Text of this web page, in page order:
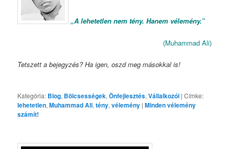
„A lehetetlen nem tény. Hanem vélemény.”
(Muhammad Ali)
Tetszett a bejegyzés? Ha igen, oszd meg másokkal is!
Kategória: Blog, Bölcsességek,Önfejlesztés,Vállalkozói |Címke:
lehetetlen,Muhammad Ali,tény,vélemény |Minden vélemény
számít!